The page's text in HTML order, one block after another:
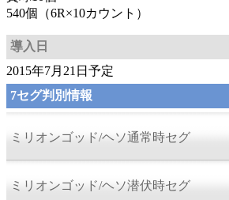
540個（6R×10カウント）
導入日
2015年7月21日予定
7セグ判別情報
ミリオンゴッド/ヘソ通常時セグ
ミリオンゴッド/ヘソ潜伏時セグ